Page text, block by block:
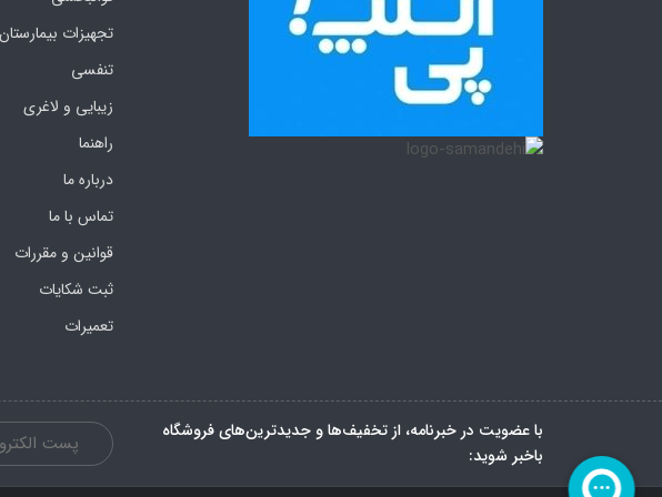
تجهیزات بیمارستان
تنفسی
زیبایی و لاغری
راهنما
درباره ما
تماس با ما
قوانین و مقررات
ثبت شکایات
تعمیرات
با عضویت در خبرنامه، از تخفیف‌ها و جدیدترین‌های فروشگاه
باخبر شوید: